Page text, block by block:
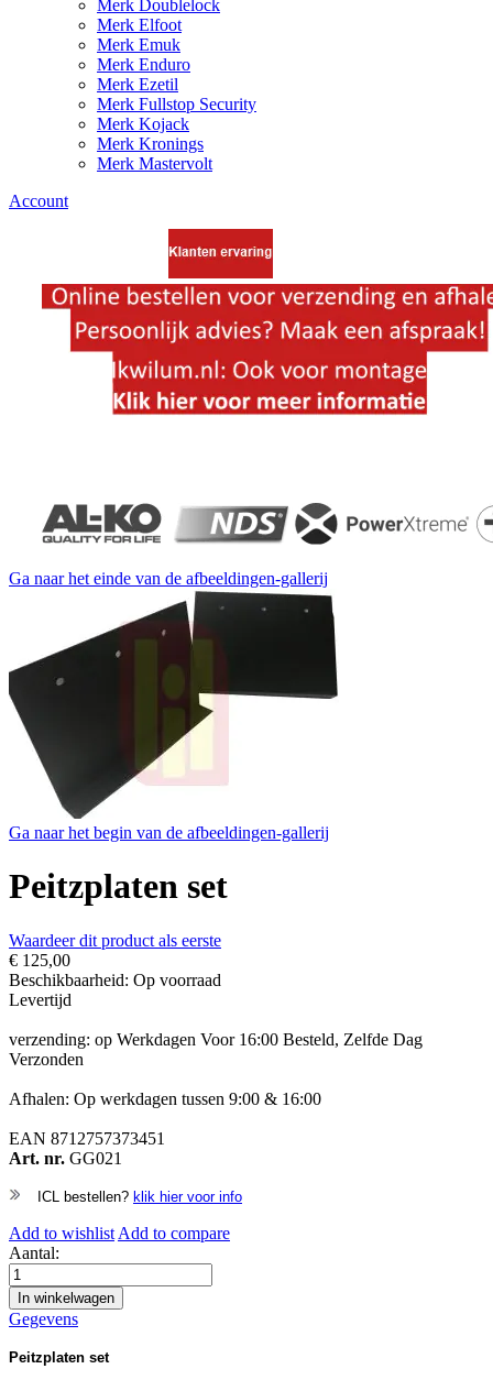
Merk Doublelock
Merk Elfoot
Merk Emuk
Merk Enduro
Merk Ezetil
Merk Fullstop Security
Merk Kojack
Merk Kronings
Merk Mastervolt
Account
Ga naar het einde van de afbeeldingen-gallerij
Ga naar het begin van de afbeeldingen-gallerij
Peitzplaten set
Waardeer dit product als eerste
€ 125,00
Beschikbaarheid: Op voorraad
Levertijd
verzending: op Werkdagen Voor 16:00 Besteld, Zelfde Dag
Verzonden
Afhalen: Op werkdagen tussen 9:00 & 16:00
EAN 8712757373451
Art. nr. GG021
ICL bestellen? klik hier voor info
Add to wishlist Add to compare
Aantal:
In winkelwagen
Gegevens
Peitzplaten set